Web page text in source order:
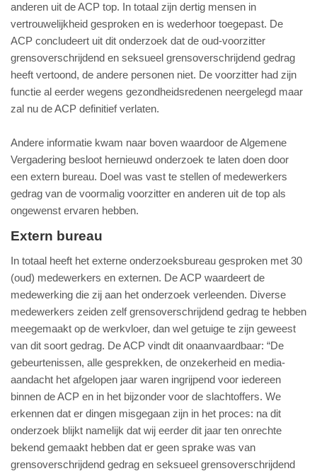
anderen uit de ACP top. In totaal zijn dertig mensen in
vertrouwelijkheid gesproken en is wederhoor toegepast. De
ACP concludeert uit dit onderzoek dat de oud-voorzitter
grensoverschrijdend en seksueel grensoverschrijdend gedrag
heeft vertoond, de andere personen niet. De voorzitter had zijn
functie al eerder wegens gezondheidsredenen neergelegd maar
zal nu de ACP definitief verlaten.
Andere informatie kwam naar boven waardoor de Algemene
Vergadering besloot hernieuwd onderzoek te laten doen door
een extern bureau. Doel was vast te stellen of medewerkers
gedrag van de voormalig voorzitter en anderen uit de top als
ongewenst ervaren hebben.
Extern bureau
In totaal heeft het externe onderzoeksbureau gesproken met 30
(oud) medewerkers en externen. De ACP waardeert de
medewerking die zij aan het onderzoek verleenden. Diverse
medewerkers zeiden zelf grensoverschrijdend gedrag te hebben
meegemaakt op de werkvloer, dan wel getuige te zijn geweest
van dit soort gedrag. De ACP vindt dit onaanvaardbaar: “De
gebeurtenissen, alle gesprekken, de onzekerheid en media-
aandacht het afgelopen jaar waren ingrijpend voor iedereen
binnen de ACP en in het bijzonder voor de slachtoffers. We
erkennen dat er dingen misgegaan zijn in het proces: na dit
onderzoek blijkt namelijk dat wij eerder dit jaar ten onrechte
bekend gemaakt hebben dat er geen sprake was van
grensoverschrijdend gedrag en seksueel grensoverschrijdend